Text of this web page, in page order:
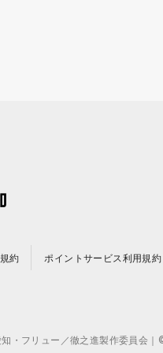
約 ポイントサービス利用規約
フリュー／徹之進製作委員会｜